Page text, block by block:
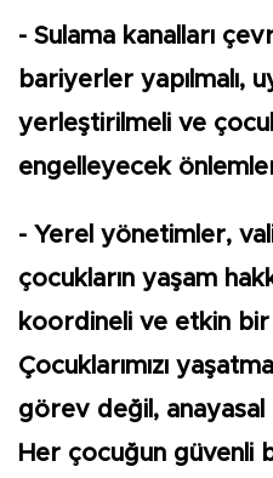
- Sulama kanalları
bariyerler yapılmalı,
yerleştirilmeli ve
engelleyecek önlemler
- Yerel yönetimler,
çocukların yaşam
koordineli ve etkin bir
Çocuklarımızı
görev değil,
Her çocuğun güvenli